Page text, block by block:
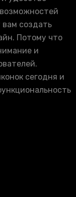
вам создать
Потому что
и
сегодня и